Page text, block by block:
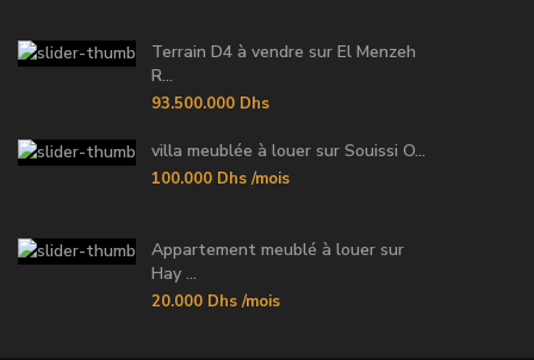
Terrain D4 à vendre sur El Menzeh
R...
93.500.000 Dhs
villa meublée à louer sur Souissi O...
100.000 Dhs /mois
Appartement meublé à louer sur
Hay ...
20.000 Dhs /mois